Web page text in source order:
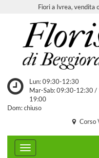
Fiori a Ivrea, vendita
Lun: 09:30-12:30
Mar-Sab: 09:30-12:30 /
19:00
Dom: chiuso
Corso